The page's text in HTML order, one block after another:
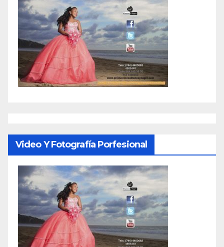
Video Y Fotografía Porfesional